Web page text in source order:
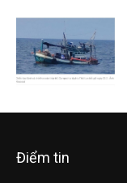
Điểm tin